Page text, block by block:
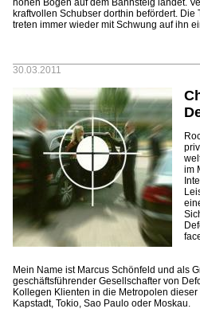
hohen Bogen auf dem Bahnsteig landet.
kraftvollen Schubser dorthin befördert. Die
treten immer wieder mit Schwung auf ihn
30.03.2011
im
Mein Name ist Marcus Schönfeld und als
geschäftsführender Gesellschafter von
Kollegen Klienten in die Metropolen
Kapstadt, Tokio, Sao Paulo oder Moskau.